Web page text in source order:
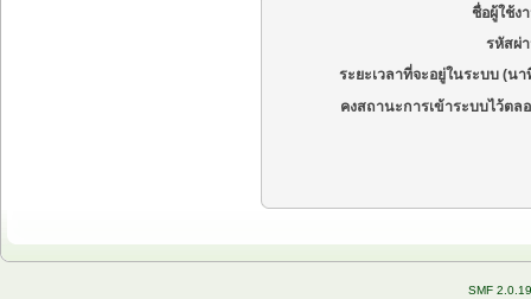
ชื่อผู้ใช้ง
รหัสผ่
ระยะเวลาที่จะอยู่ในระบบ (นา
คงสถานะการเข้าระบบไว้ตล
SMF 2.0.19